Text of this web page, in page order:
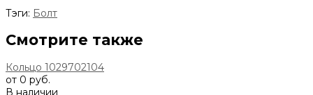
Тэги: Болт
Смотрите также
Кольцо 1029702104
от 0 руб.
В наличии